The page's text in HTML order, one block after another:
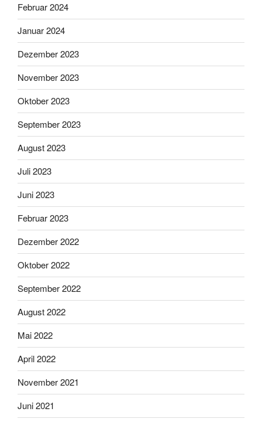
Februar 2024
Januar 2024
Dezember 2023
November 2023
Oktober 2023
September 2023
August 2023
Juli 2023
Juni 2023
Februar 2023
Dezember 2022
Oktober 2022
September 2022
August 2022
Mai 2022
April 2022
November 2021
Juni 2021